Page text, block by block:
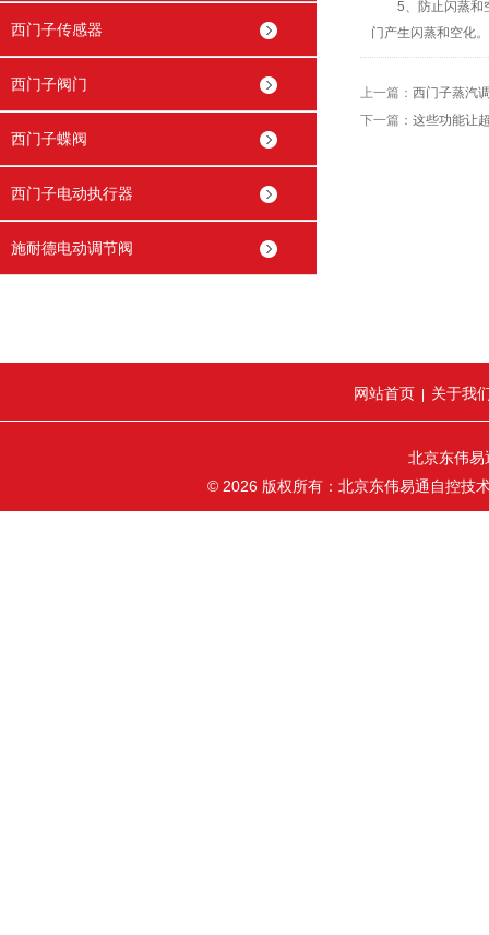
西门子传感器
西门子阀门
西门子蝶阀
西门子电动执行器
施耐德电动调节阀
5、防止闪蒸和空
门产生闪蒸和空化。
上一篇： 西门子蒸汽
下一篇： 这些功能让
网站首页 关于我
北京东伟易
© 2026 版权所有：北京东伟易通自控技